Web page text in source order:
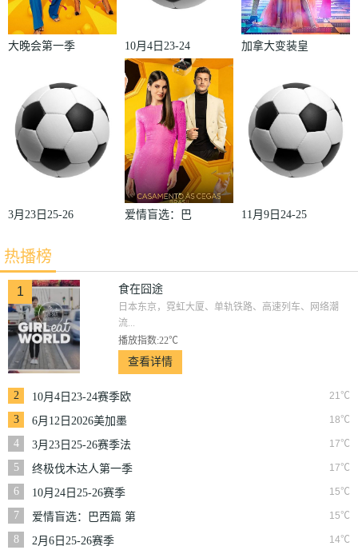
大晚会第一季
10月4日23-24
赛季欧冠小组
赛第2轮那不
勒斯VS皇家
马德里
加拿大变装皇
对阵世界
2022
3月23日25-26
轮雷恩VS梅
斯
爱情盲选：巴
11月9日24-25
利
热播榜
1 食在囧途
日本东京，霓虹大厦、单轨铁路、高速列车、网络潮
流...
播放指数:22℃
查看详情
2 21℃
10月4日23-24赛季欧
冠小组赛第2轮那不
勒斯VS皇家马德里
3 18℃
6月12日2026美加墨
世界杯小组赛韩国VS
捷克
4 17℃
3月23日25-26赛季法
甲第27轮雷恩VS梅斯
5 17℃
终极伐木达人第一季
6
15℃
10月24日25-26赛季
NBA常规赛掘金VS
勇士
7 15℃
爱情盲选：巴西篇 第
二季
8 14℃
2月6日25-26赛季